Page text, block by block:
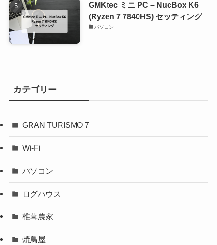
GMKtec ミニ PC – NucBox K6
(Ryzen 7 7840HS) セッティング
パソコン
カテゴリー
GRAN TURISMO 7
Wi-Fi
パソコン
ログハウス
椎茸農家
焼鳥屋